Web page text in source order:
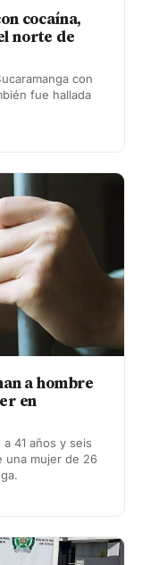
cocaína,
norte de
con
fue hallada
a hombre
en
41 años y seis
una mujer de 26